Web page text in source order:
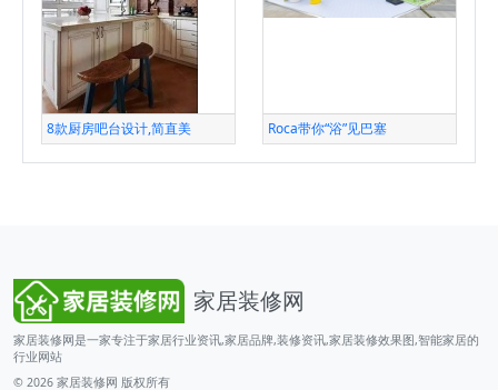
8款厨房吧台设计,简直美 Roca带你“浴”见巴塞
家居装修网
家居装修网是一家专注于家居行业资讯,家居品牌,装修资讯,家居装修效果图,智能家居的
行业网站
© 2026 家居装修网 版权所有